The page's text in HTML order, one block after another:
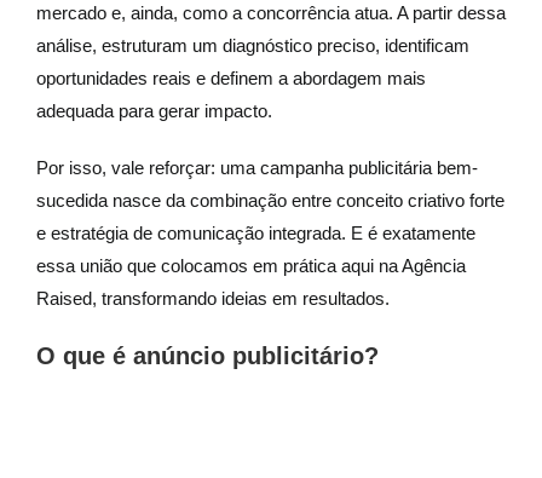
mercado e, ainda, como a concorrência atua. A partir dessa
análise, estruturam um diagnóstico preciso, identificam
oportunidades reais e definem a abordagem mais
adequada para gerar impacto.
Por isso, vale reforçar: uma campanha publicitária bem-
sucedida nasce da combinação entre conceito criativo forte
e estratégia de comunicação integrada. E é exatamente
essa união que colocamos em prática aqui na Agência
Raised, transformando ideias em resultados.
O que é anúncio publicitário?